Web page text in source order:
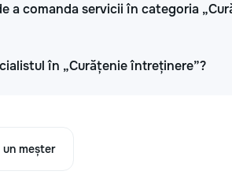
a comanda servicii în categoria
în „Curățenie întreținere”?
meșter